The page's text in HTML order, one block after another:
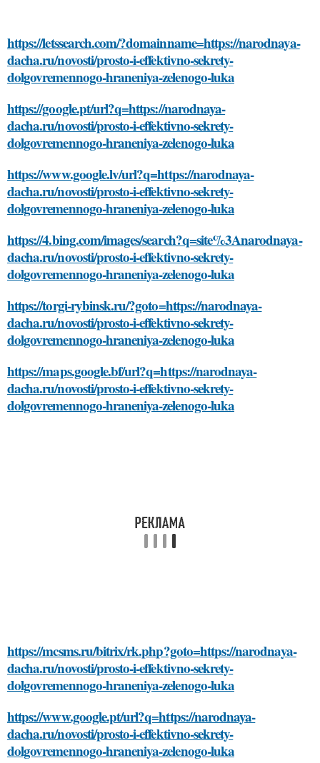
https://letssearch.com/?domainname=https://narodnaya-
dacha.ru/novosti/prosto-i-effektivno-sekrety-
dolgovremennogo-hraneniya-zelenogo-luka
https://google.pt/url?q=https://narodnaya-
dacha.ru/novosti/prosto-i-effektivno-sekrety-
dolgovremennogo-hraneniya-zelenogo-luka
https://www.google.lv/url?q=https://narodnaya-
dacha.ru/novosti/prosto-i-effektivno-sekrety-
dolgovremennogo-hraneniya-zelenogo-luka
https://4.bing.com/images/search?q=site%3Anarodnaya-
dacha.ru/novosti/prosto-i-effektivno-sekrety-
dolgovremennogo-hraneniya-zelenogo-luka
https://torgi-rybinsk.ru/?goto=https://narodnaya-
dacha.ru/novosti/prosto-i-effektivno-sekrety-
dolgovremennogo-hraneniya-zelenogo-luka
https://maps.google.bf/url?q=https://narodnaya-
dacha.ru/novosti/prosto-i-effektivno-sekrety-
dolgovremennogo-hraneniya-zelenogo-luka
https://mcsms.ru/bitrix/rk.php?goto=https://narodnaya-
dacha.ru/novosti/prosto-i-effektivno-sekrety-
dolgovremennogo-hraneniya-zelenogo-luka
https://www.google.pt/url?q=https://narodnaya-
dacha.ru/novosti/prosto-i-effektivno-sekrety-
dolgovremennogo-hraneniya-zelenogo-luka